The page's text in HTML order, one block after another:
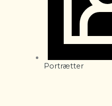
Portrætter